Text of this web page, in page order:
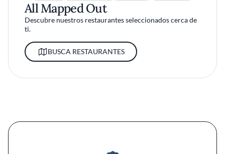
All Mapped Out
Descubre nuestros restaurantes seleccionados cerca de
ti.
BUSCA RESTAURANTES